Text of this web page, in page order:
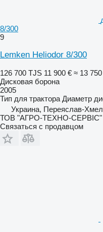
8/300
9
Lemken Heliodor 8/300
126 700 TJS 11 900 € ≈ 13
Дисковая борона
2005
Тип для трактора Диаметр
Украина, Переяслав-
ТОВ "АГРО-ТЕХНО-СЕРВІС"
Связаться с продавцом